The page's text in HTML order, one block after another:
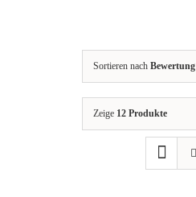
Sortieren nach Bewertung
Zeige 12 Produkte